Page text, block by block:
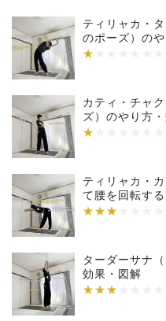
ティリャカ・
のポーズ）の
★
★★★★★★★
カティ・チャ
ズ）のやり方
★
★★★★★★★
ティリャカ・
て腰を回転す
★★★
★★★★★★★
ターダーサナ
効果・図解
★★★
★★★★★★★